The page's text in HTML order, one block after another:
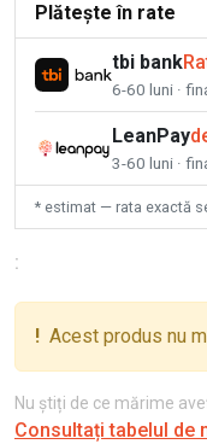
Plătește în rate
tbi bank
6-60 luni ·
LeanPay
3-60 luni ·
* estimat — rata exactă
:
! Acest produs nu
Nu știți de ce mărime
Consultați tabelul de